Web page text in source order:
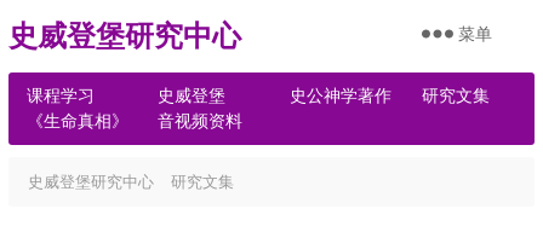
史威登堡研究中心
课程学习 史威登堡 史公神学著作
研究文集
《生命真相》
音视频资料
菜单
史威登堡研究中心 研究文集